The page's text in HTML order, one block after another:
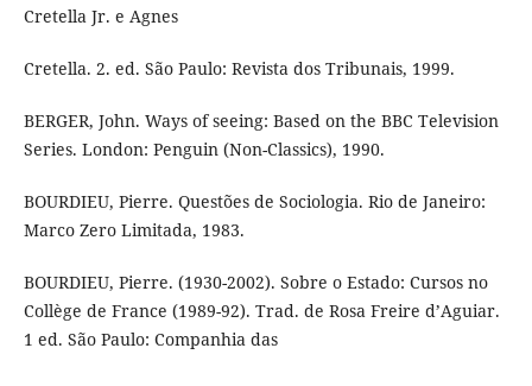
Cretella Jr. e Agnes
Cretella. 2. ed. São Paulo: Revista dos Tribunais, 1999.
BERGER, John. Ways of seeing: Based on the BBC Television
Series. London: Penguin (Non-Classics), 1990.
BOURDIEU, Pierre. Questões de Sociologia. Rio de Janeiro:
Marco Zero Limitada, 1983.
BOURDIEU, Pierre. (1930-2002). Sobre o Estado: Cursos no
Collège de France (1989-92). Trad. de Rosa Freire d’Aguiar.
1 ed. São Paulo: Companhia das